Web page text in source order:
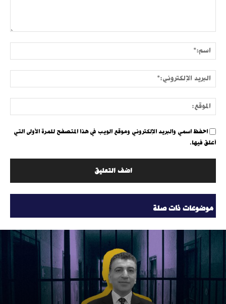
احفظ اسمي والبريد الإلكتروني وموقع الويب في هذا المتصفح للمرة الأولى التي
أعلق فيها.
موضوعات ذات صلة